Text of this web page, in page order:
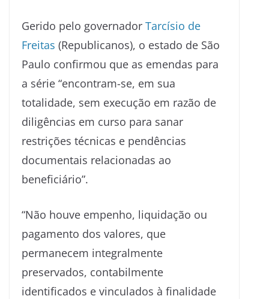
Gerido pelo governador Tarcísio de
Freitas (Republicanos), o estado de São
Paulo confirmou que as emendas para
a série “encontram-se, em sua
totalidade, sem execução em razão de
diligências em curso para sanar
restrições técnicas e pendências
documentais relacionadas ao
beneficiário”.
“Não houve empenho, liquidação ou
pagamento dos valores, que
permanecem integralmente
preservados, contabilmente
identificados e vinculados à finalidade